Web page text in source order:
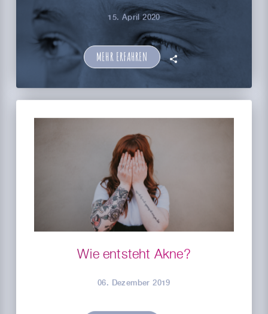
15. April 2020
MEHR ERFAHREN 🗣
Wie entsteht Akne?
06. Dezember 2019